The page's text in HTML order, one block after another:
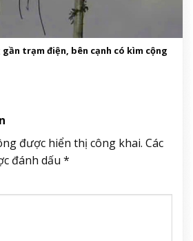
trạm điện, bên cạnh có kìm cộng
được hiển thị công khai. Các
đánh dấu *